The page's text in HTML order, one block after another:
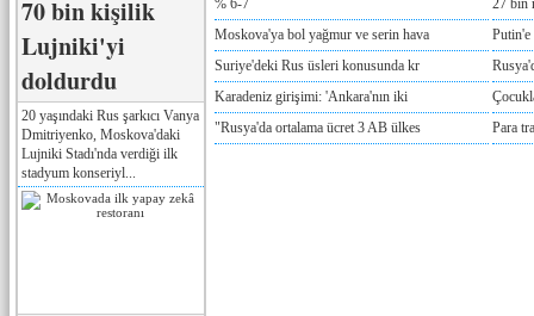
70 bin kişilik
Lujniki'yi
doldurdu
20 yaşındaki Rus şarkıcı Vanya
Dmitriyenko, Moskova'daki
Lujniki Stadı'nda verdiği ilk
stadyum konseriyl...
% 6-7
27 bin
Moskova'ya bol yağmur ve serin hava
Putin'e
Suriye'deki Rus üsleri konusunda kr
Karadeniz girişimi: 'Ankara'nın iki
"Rusya'da ortalama ücret 3 AB ülkes
Para